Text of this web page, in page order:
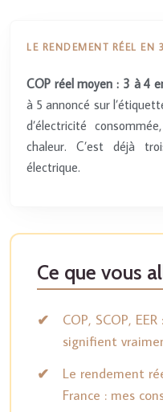
LE RENDEMENT RÉEL EN
COP réel moyen : 3 à 4
à 5 annoncé sur
d’électricité
chaleur. C’est déjà
électrique.
Ce que vous
COP, SCOP,
signifient
Le rendement
France : mes